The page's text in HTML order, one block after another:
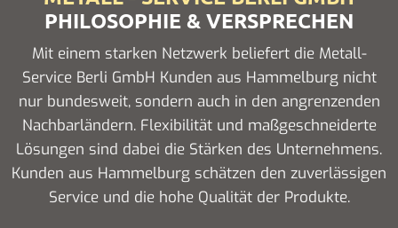
PHILOSOPHIE & VERSPRECHEN
Mit einem starken Netzwerk beliefert die Metall-
Service Berli GmbH Kunden aus Hammelburg nicht
nur bundesweit, sondern auch in den angrenzenden
Nachbarländern. Flexibilität und maßgeschneiderte
Lösungen sind dabei die Stärken des Unternehmens.
Kunden aus Hammelburg schätzen den zuverlässigen
Service und die hohe Qualität der Produkte.